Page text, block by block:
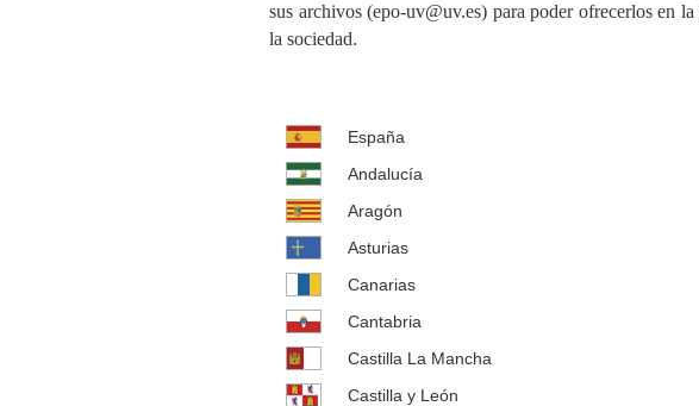
sus archivos (epo-uv@uv.es) para poder ofrecerlos en la
la sociedad.
España
Andalucía
Aragón
Asturias
Canarias
Cantabria
Castilla La Mancha
Castilla y León